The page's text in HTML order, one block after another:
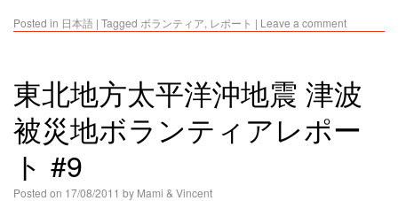
Posted in 日本語 | Tagged ボランティア, レポート | Leave a comment
東北地方太平洋沖地震 津波
被災地ボランティアレポー
ト #9
Posted on 17/08/2011 by Mami & Vincent